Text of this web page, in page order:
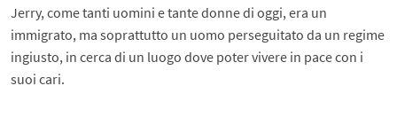
Jerry, come tanti uomini e tante donne di oggi, era un
immigrato, ma soprattutto un uomo perseguitato da un regime
ingiusto, in cerca di un luogo dove poter vivere in pace con i
suoi cari.